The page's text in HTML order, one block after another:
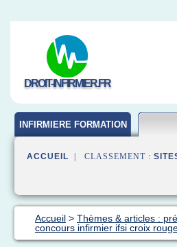
DROIT-INFIRMIER.FR
INFIRMIERE FORMATION
ACCUEIL | CLASSEMENT :
Accueil > Thèmes & articles :
concours infirmier ifsi croix